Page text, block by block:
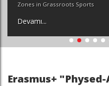
Zones in Grassroots Sports
Devamı...
Erasmus+